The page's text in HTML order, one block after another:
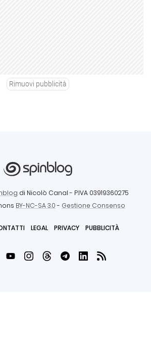
Rimuovi pubblicità
di Nicolò Canal - P.IVA 03919360275
BY-NC-SA 3.0- Gestione Consenso
LEGAL PRIVACY PUBBLICITÀ